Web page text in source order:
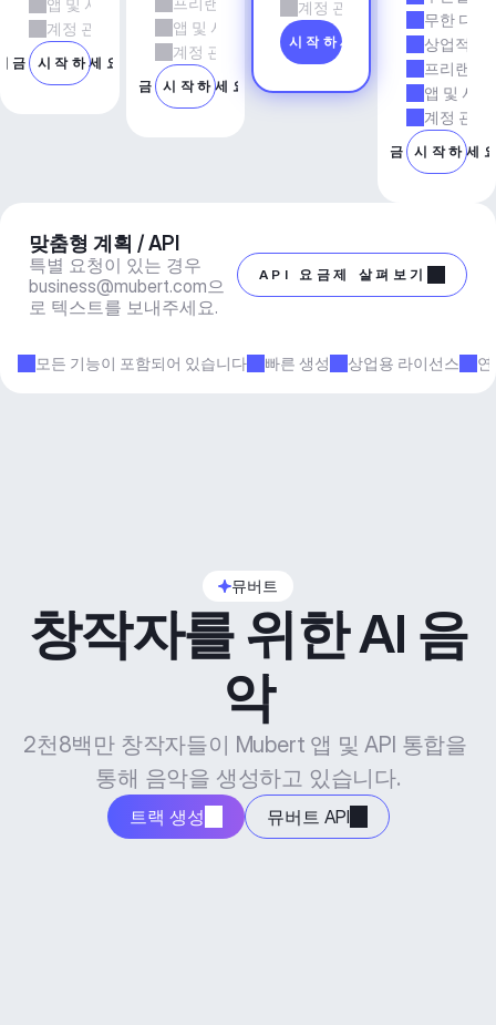
앱 및 서비스
계정 관리자 지원
금 시작하세요
앱 및 서비스
계정 관리자 지원
지금 시작하세요
계정 관리자 지원
지금 시작하세요
무한 다운
상업적 사
프리랜서
앱 및 서비
계정 관리
지금 시작하세
맞춤형 계획 / API
business@mubert.com으
로 텍스트를 보내주세요.
API 요금제 살펴보기
모든 기능이 포함되어 있습니다 빠른 생성 상업용 라이선스
뮤버트
창작자를 위한 AI 음
악
2천8백만 창작자들이 Mubert 앱 및 API 통합을
통해 음악을 생성하고 있습니다.
트랙 생성 뮤버트 API